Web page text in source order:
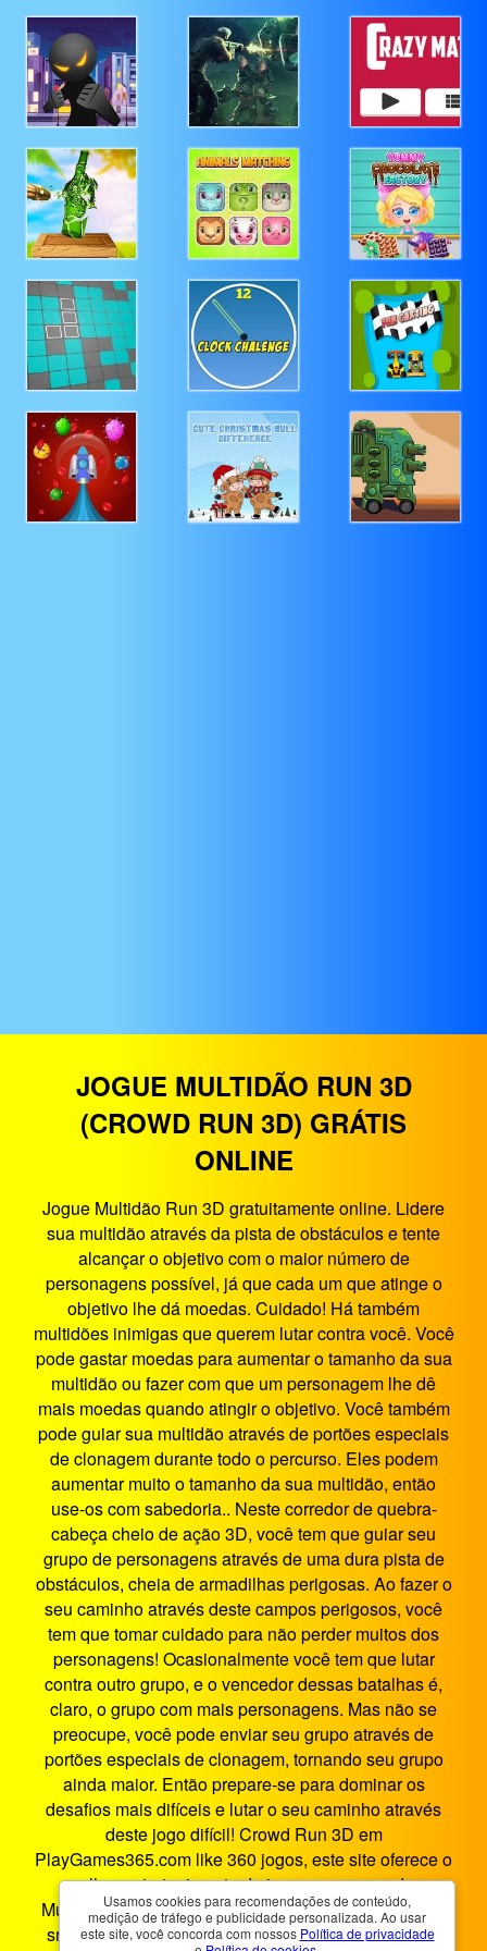
JOGUE MULTIDÃO RUN 3D
(CROWD RUN 3D) GRÁTIS
ONLINE
Jogue Multidão Run 3D gratuitamente online. Lidere
sua multidão através da pista de obstáculos e tente
alcançar o objetivo com o maior número de
personagens possível, já que cada um que atinge o
objetivo lhe dá moedas. Cuidado! Há também
multidões inimigas que querem lutar contra você. Você
pode gastar moedas para aumentar o tamanho da sua
multidão ou fazer com que um personagem lhe dê
mais moedas quando atingir o objetivo. Você também
pode guiar sua multidão através de portões especiais
de clonagem durante todo o percurso. Eles podem
aumentar muito o tamanho da sua multidão, então
use-os com sabedoria.. Neste corredor de quebra-
cabeça cheio de ação 3D, você tem que guiar seu
grupo de personagens através de uma dura pista de
obstáculos, cheia de armadilhas perigosas. Ao fazer o
seu caminho através deste campos perigosos, você
tem que tomar cuidado para não perder muitos dos
personagens! Ocasionalmente você tem que lutar
contra outro grupo, e o vencedor dessas batalhas é,
claro, o grupo com mais personagens. Mas não se
preocupe, você pode enviar seu grupo através de
portões especiais de clonagem, tornando seu grupo
ainda maior. Então prepare-se para dominar os
desafios mais difíceis e lutar o seu caminho através
deste jogo difícil! Crowd Run 3D em
PlayGames365.com like 360 jogos, este site oferece o
melhor entretenimento de jogos no navegador.
Multidão Run 3D é um jogo HTML5 que funciona em
smartphones, tablets, PCs e TVs inteligentes. Você
Usamos cookies para recomendações de conteúdo,
medição de tráfego e publicidade personalizada. Ao usar
este site, você concorda com nossos Política de privacidade